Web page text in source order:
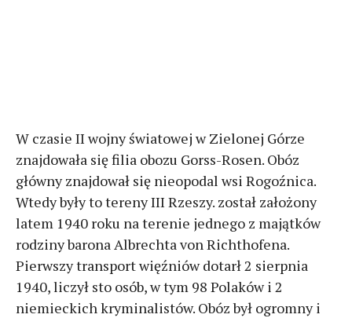
W czasie II wojny światowej w Zielonej Górze
znajdowała się filia obozu Gorss-Rosen. Obóz
główny znajdował się nieopodal wsi Rogoźnica.
Wtedy były to tereny III Rzeszy. został założony
latem 1940 roku na terenie jednego z majątków
rodziny barona Albrechta von Richthofena.
Pierwszy transport więźniów dotarł 2 sierpnia
1940, liczył sto osób, w tym 98 Polaków i 2
niemieckich kryminalistów. Obóz był ogromny i